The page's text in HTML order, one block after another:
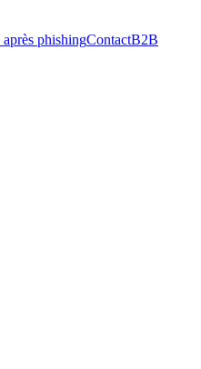
phishingContactB2B